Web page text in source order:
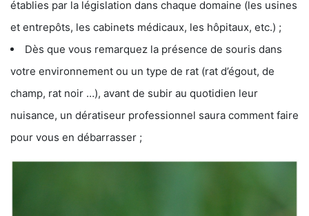
établies par la législation dans chaque domaine (les usines
et entrepôts, les cabinets médicaux, les hôpitaux, etc.) ;
Dès que vous remarquez la présence de souris dans
votre environnement ou un type de rat (rat d’égout, de
champ, rat noir …), avant de subir au quotidien leur
nuisance, un dératiseur professionnel saura comment faire
pour vous en débarrasser ;